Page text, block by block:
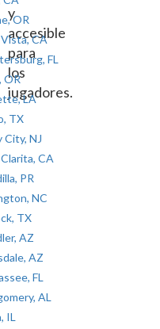
y
accesible
para
los
jugadores.
OR
CA
FL
OR
LA
TX
City, NJ
CA
PR
NC
TX
AZ
AZ
FL
AL
IL